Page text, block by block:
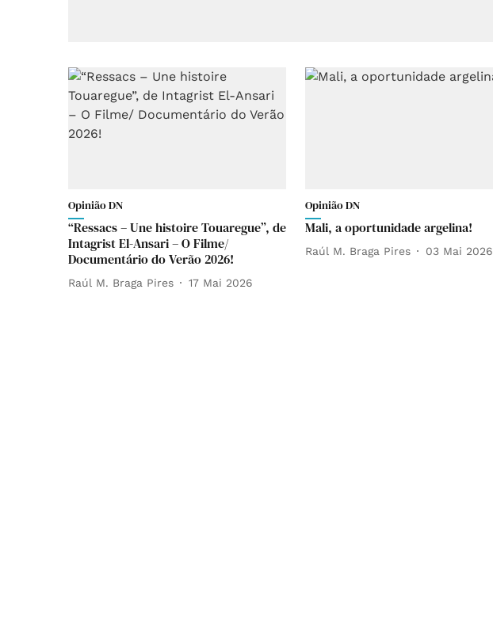
Opinião DN
“Ressacs – Une histoire Touaregue”, de
Intagrist El-Ansari – O Filme/
Documentário do Verão 2026!
Raúl M. Braga Pires 17 Mai 2026
Opinião DN
Mali, a oportunidade argelina!
Raúl M. Braga Pires 03 Mai 2026